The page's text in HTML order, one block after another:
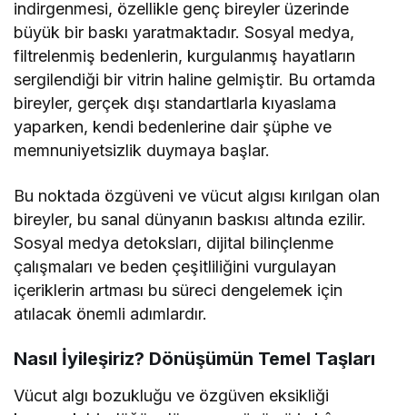
indirgenmesi, özellikle genç bireyler üzerinde
büyük bir baskı yaratmaktadır. Sosyal medya,
filtrelenmiş bedenlerin, kurgulanmış hayatların
sergilendiği bir vitrin haline gelmiştir. Bu ortamda
bireyler, gerçek dışı standartlarla kıyaslama
yaparken, kendi bedenlerine dair şüphe ve
memnuniyetsizlik duymaya başlar.
Bu noktada özgüveni ve vücut algısı kırılgan olan
bireyler, bu sanal dünyanın baskısı altında ezilir.
Sosyal medya detoksları, dijital bilinçlenme
çalışmaları ve beden çeşitliliğini vurgulayan
içeriklerin artması bu süreci dengelemek için
atılacak önemli adımlardır.
Nasıl İyileşiriz? Dönüşümün Temel Taşları
Vücut algı bozukluğu ve özgüven eksikliği